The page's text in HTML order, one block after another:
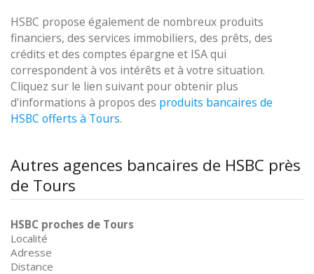
HSBC propose également de nombreux produits
financiers, des services immobiliers, des prêts, des
crédits et des comptes épargne et ISA qui
correspondent à vos intérêts et à votre situation.
Cliquez sur le lien suivant pour obtenir plus
d'informations à propos des produits bancaires de
HSBC offerts à Tours.
Autres agences bancaires de HSBC près
de Tours
HSBC proches de Tours
Localité
Adresse
Distance